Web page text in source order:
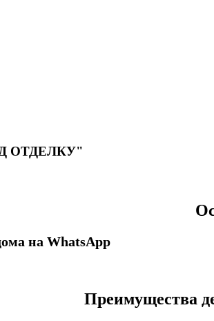
ОТДЕЛКУ"
на WhatsApp
Преимущества